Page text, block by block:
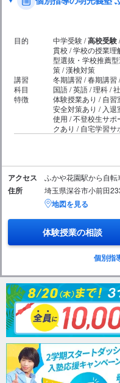
目的 中学受験 /高校受験
貫校 / 学校の授業理
型選抜・学校推薦
策 / 漢検対策
講習
冬期講習 / 春期講習
科目
国語 / 英語 / 理科 /
特徴
体験授業あり / 自習
安全対策あり / 入退
使用 / 不登校生サポ
クあり / 自宅学習サ
アクセス ふかや花園駅から自転
住所 埼玉県深谷市小前田
地図を見る
体験授業の相談
個別指